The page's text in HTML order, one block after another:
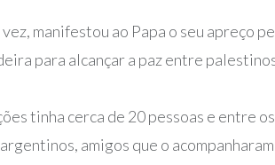
manifestou ao Papa o seu apreço
para alcançar a paz entre
tinha cerca de 20 pessoas e entre
amigos que o